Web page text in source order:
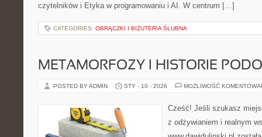
czytelników i Etyka w programowaniu i AI. W centrum […]
CATEGORIES: OBRĄCZKI I BIŻUTERIA ŚLUBNA
METAMORFOZY I HISTORIE
POSTED BY ADMIN STY - 10 - 2026 MOŻLIWOŚĆ
Cześć! Jeśli szukasz
z odżywianiem i realnym